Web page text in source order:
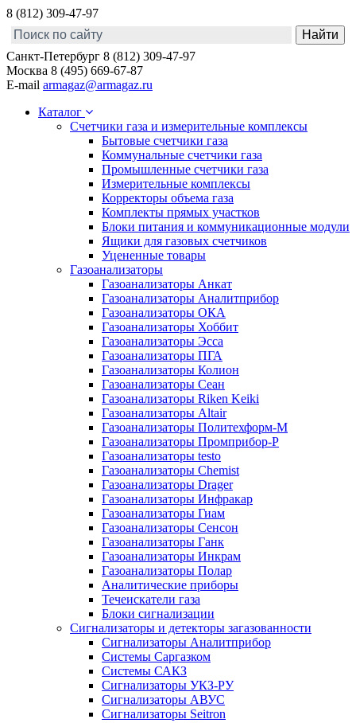
8 (812) 309-47-97
Санкт-Петербург 8 (812) 309-47-97
Москва 8 (495) 669-67-87
E-mail armagaz@armagaz.ru
Каталог
Счетчики газа и измерительные комплексы
Бытовые счетчики газа
Коммунальные счетчики газа
Промышленные счетчики газа
Измерительные комплексы
Корректоры объема газа
Комплекты прямых участков
Блоки питания и коммуникационные модули
Ящики для газовых счетчиков
Уцененные товары
Газоанализаторы
Газоанализаторы Анкат
Газоанализаторы Аналитприбор
Газоанализаторы ОКА
Газоанализаторы Хоббит
Газоанализаторы Эсса
Газоанализаторы ПГА
Газоанализаторы Колион
Газоанализаторы Сеан
Газоанализаторы Riken Keiki
Газоанализаторы Altair
Газоанализаторы Политехформ-М
Газоанализаторы Промприбор-Р
Газоанализаторы testo
Газоанализаторы Chemist
Газоанализаторы Drager
Газоанализаторы Инфракар
Газоанализаторы Гиам
Газоанализаторы Сенсон
Газоанализаторы Ганк
Газоанализаторы Инкрам
Газоанализаторы Полар
Аналитические приборы
Течеискатели газа
Блоки сигнализации
Сигнализаторы и детекторы загазованности
Сигнализаторы Аналитприбор
Системы Саргазком
Системы САКЗ
Сигнализаторы УКЗ-РУ
Сигнализаторы АВУС
Сигнализаторы Seitron